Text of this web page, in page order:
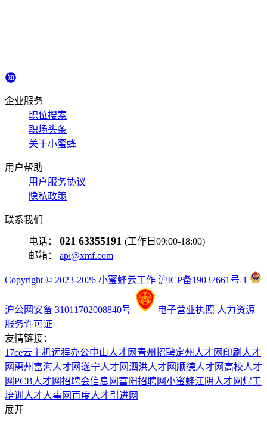
企业服务
职位搜索
职场头条
关于小蜜蜂
用户帮助
用户服务协议
隐私政策
联系我们
电话： 021 63355191 (工作日09:00-18:00)
邮箱： api@xmf.com
Copyright © 2023-2026 小蜜蜂云工作 沪ICP备19037661号-1
沪公网安备 31011702008840号 电子营业执照 人力资源
服务许可证
友情链接：
17ce云主机远程办公中山人才网 青州招聘定州人才网 印刷人才
网 惠州富海人才网遂宁人才网泗洪人才网 顺德人才网 高校人才
网PCB人才网招聘会信息网 富阳招聘网小蜜蜂江阴人才网焊工
培训 人才人事网 百度人才引进网
展开